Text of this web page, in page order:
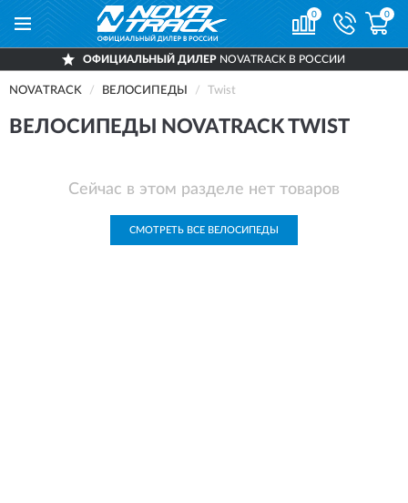
0 0
ОФИЦИАЛЬНЫЙ ДИЛЕРNOVATRACK В РОССИИ
NOVATRACK ВЕЛОСИПЕДЫ Twist
ВЕЛОСИПЕДЫ NOVATRACK TWIST
Сейчас в этом разделе нет товаров
СМОТРЕТЬ ВСЕ ВЕЛОСИПЕДЫ